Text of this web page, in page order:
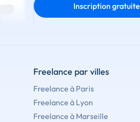
Inscription gratuite
Freelance par villes
Freelance à Paris
Freelance à Lyon
Freelance à Marseille